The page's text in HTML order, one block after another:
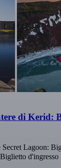
di Kerid:
Secret Lagoon:
d'ingresso